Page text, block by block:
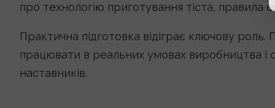
про технологію приготування тіста, правила
Практична підготовка відіграє ключову роль.
працювати в реальних умовах виробництва і
наставників.